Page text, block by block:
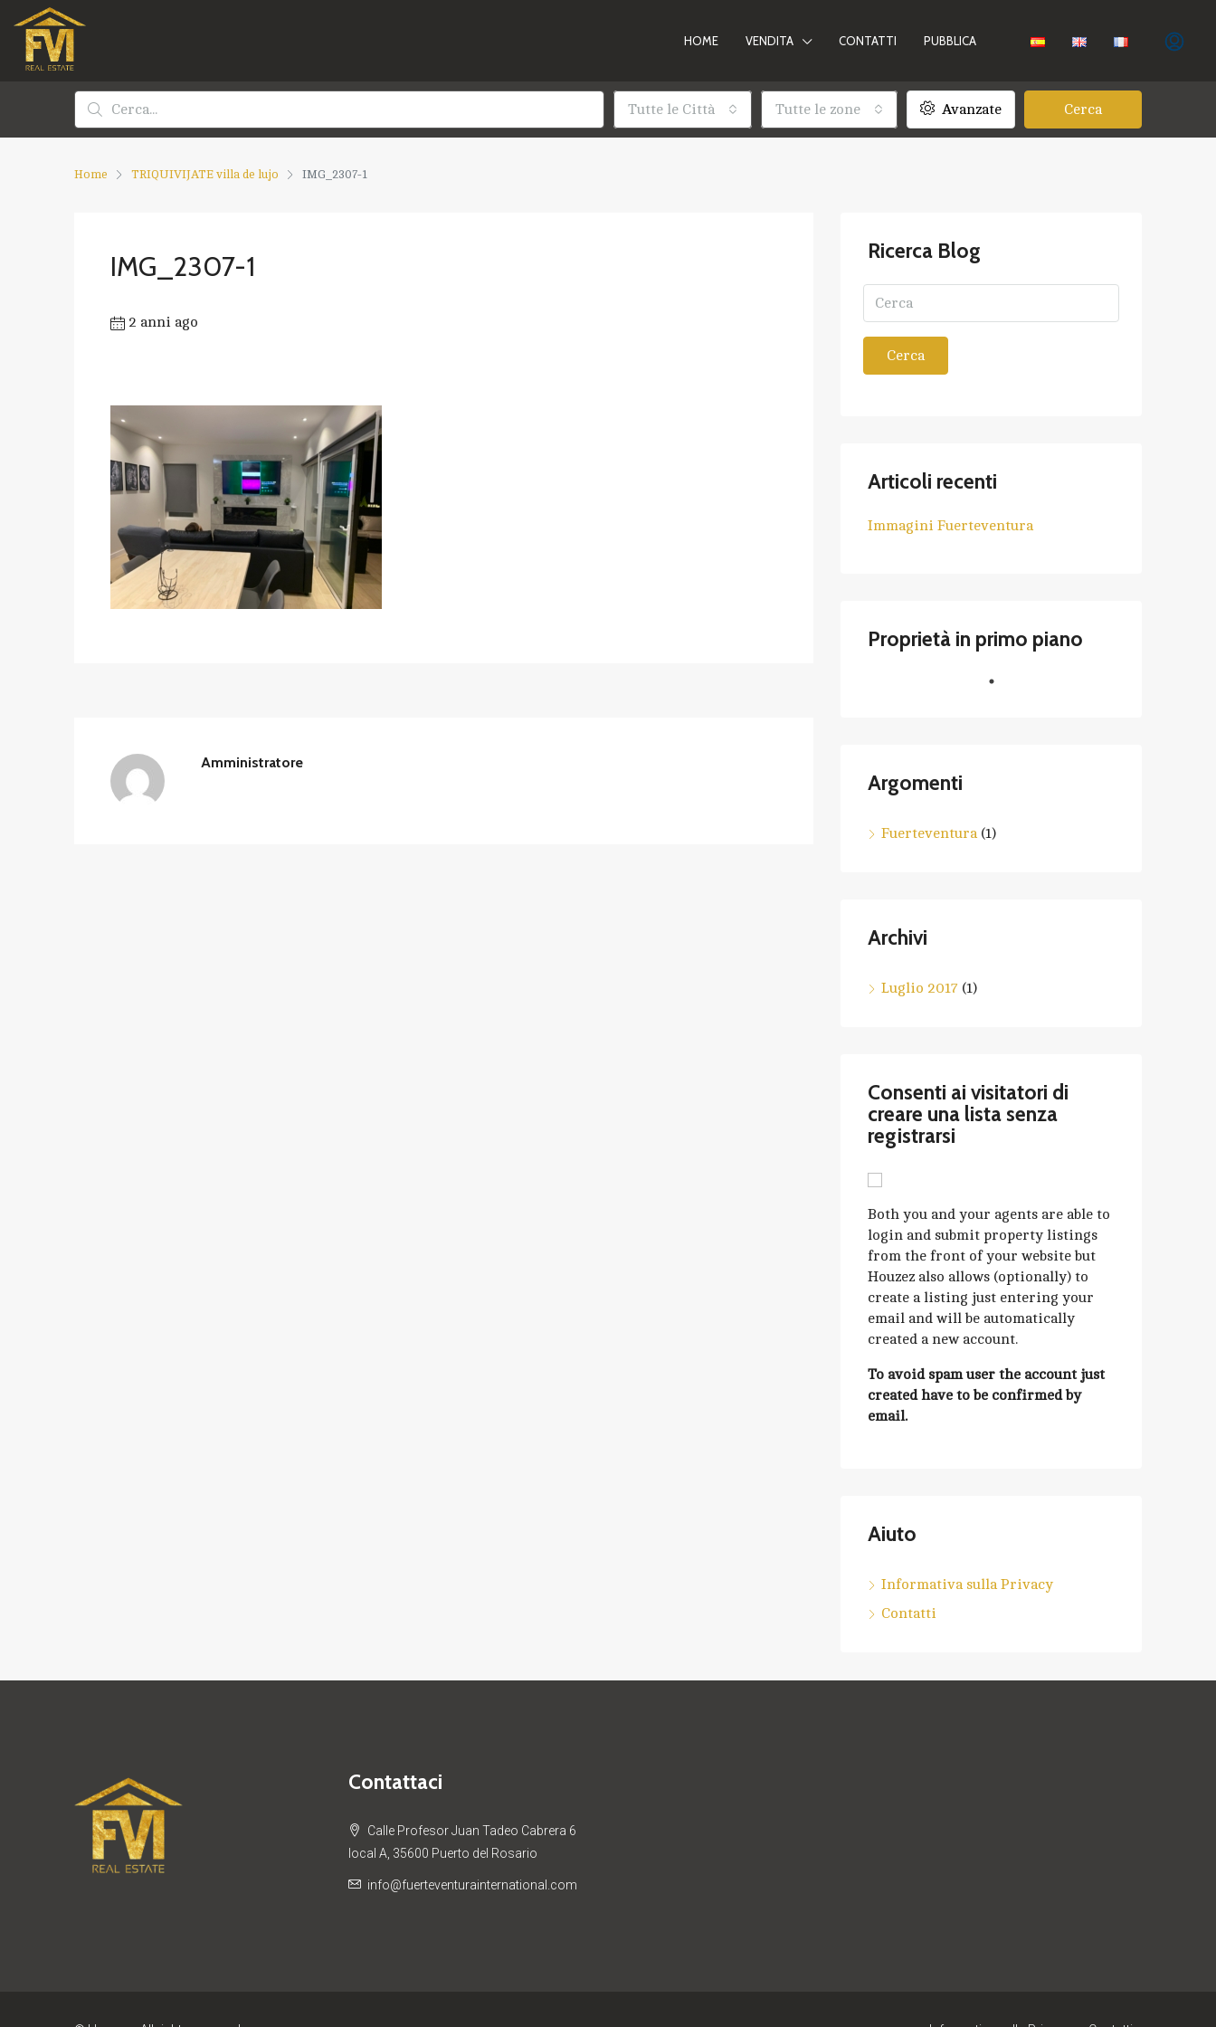
HOME VENDITA CONTATTI PUBBLICA
Tutte le Città Tutte le zone Avanzate Cerca
Home TRIQUIVIJATE villa de lujo IMG_2307-1
IMG_2307-1
2 anni ago
Amministratore
Ricerca Blog
Cerca
Articoli recenti
Immagini Fuerteventura
Proprietà in primo piano
Argomenti
Fuerteventura(1)
Archivi
Luglio 2017 (1)
Consenti ai visitatori di
creare una lista senza
registrarsi
Both you and your agents are able to
login and submit property listings
from the front of your website but
Houzez also allows (optionally) to
create a listing just entering your
email and will be automatically
created a new account.
To avoid spam user the account just
created have to be confirmed by
email.
Aiuto
Informativa sulla Privacy
Contatti
Contattaci
Calle Profesor Juan Tadeo Cabrera 6
local A, 35600 Puerto del Rosario
info@fuerteventurainternational.com